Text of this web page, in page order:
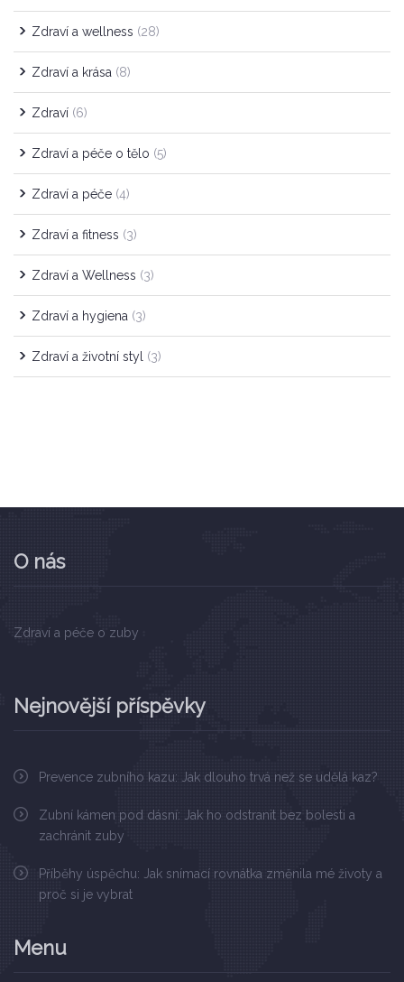
Zdraví a wellness (28)
Zdraví a krása (8)
Zdraví (6)
Zdraví a péče o tělo (5)
Zdraví a péče (4)
Zdraví a fitness (3)
Zdraví a Wellness (3)
Zdraví a hygiena (3)
Zdraví a životní styl (3)
O nás
Zdraví a péče o zuby
Nejnovější příspěvky
Prevence zubního kazu: Jak dlouho trvá než se udělá kaz?
Zubní kámen pod dásní: Jak ho odstranit bez bolesti a
zachránit zuby
Příběhy úspěchu: Jak snímací rovnátka změnila mé životy a
proč si je vybrat
Menu